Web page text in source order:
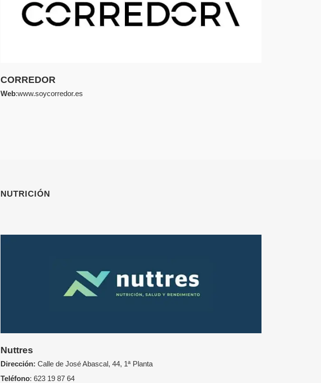
CORREDOR
Web:www.soycorredor.es
NUTRICIÓN
Nuttres
Dirección: Calle de José Abascal, 44, 1ª Planta
Teléfono: 623 19 87 64